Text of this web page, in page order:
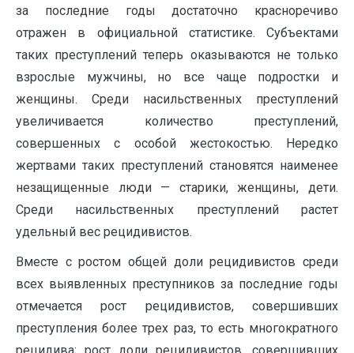
за последние годы достаточно красноречиво
отражен в официальной статистике. Субъектами
таких преступлений теперь оказываются не только
взрослые мужчины, но все чаще подростки и
женщины. Среди насильственных преступлений
увеличивается количество преступлений,
совершенных с особой жестокостью. Нередко
жертвами таких преступлений становятся наименее
незащищенные люди — старики, женщины, дети.
Среди насильственных преступлений растет
удельный вес рецидивистов.
Вместе с ростом общей доли рецидивистов среди
всех выявленных преступников за последние годы
отмечается рост рецидивистов, совершивших
преступления более трех раз, то есть многократного